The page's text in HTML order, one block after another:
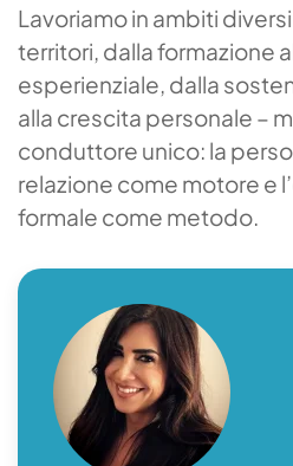
Lavoriamo in ambiti
territori, dalla formazione
esperienziale, dalla
alla crescita personale –
conduttore unico: la
relazione come motore e
formale come metodo.